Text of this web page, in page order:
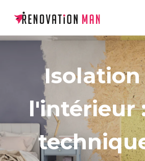
l'intérieur